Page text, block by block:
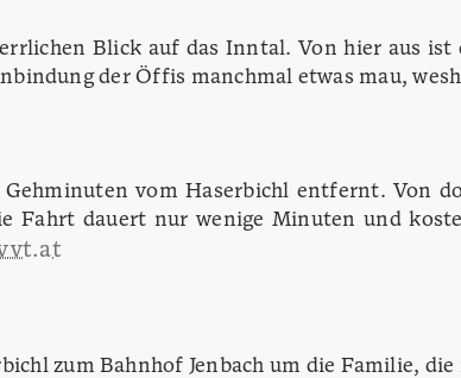
Blick auf das Inntal. Von hier aus ist
der Öffis manchmal etwas mau,
Gehminuten vom Haserbichl entfernt. Von
Fahrt dauert nur wenige Minuten und
zum Bahnhof Jenbach um die Familie,